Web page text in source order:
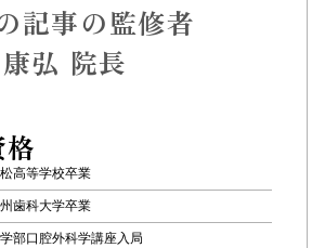
記事の監修者
弘 院長
高等学校卒業
歯科大学卒業
部口腔外科学講座入局